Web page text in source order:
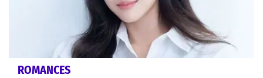
ROMANCES